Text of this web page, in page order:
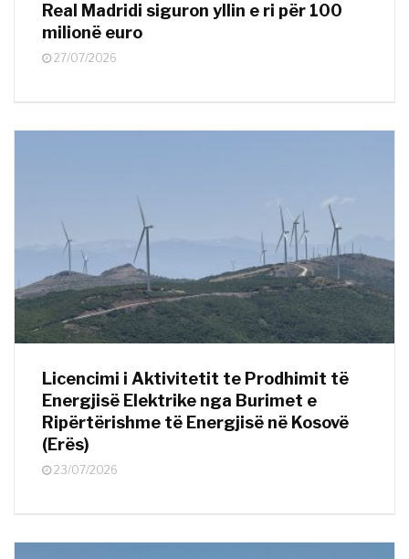
Real Madridi siguron yllin e ri për 100
milionë euro
27/07/2026
Licencimi i Aktivitetit te Prodhimit të
Energjisë Elektrike nga Burimet e
Ripërtërishme të Energjisë në Kosovë
(Erës)
23/07/2026